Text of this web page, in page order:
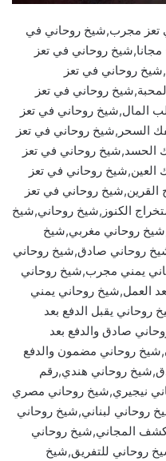
تعز مجرب,شيخ روحاني في
روحاني في تعز
روحاني في تعز
روحاني في تعز
المال,شيخ روحاني في تعز
السحر,شيخ روحاني في تعز
الحسد,شيخ روحاني في تعز
العين,شيخ روحاني في تعز
القرين,شيخ روحاني في تعز
الكنوز,شيخ روحاني,شيخ
روحاني مغربي,شيخ
روحاني صادق,شيخ روحاني
يمني مجرب,شيخ روحاني
العمل,شيخ روحاني يمني
روحاني يقبل الدفع بعد
صادق والدفع بعد
روحاني مضمون والدفع
روحاني هندي,رقم
نيجيري,شيخ روحاني مصري
روحاني لبناني,شيخ روحاني
المجاني,شيخ روحاني
روحاني للتفريق,شيخ